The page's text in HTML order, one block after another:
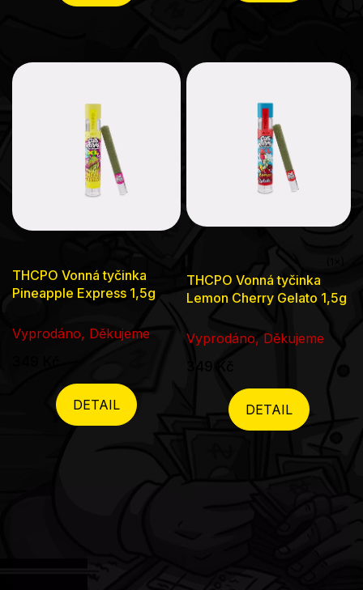
THCPO Vonná tyčinka
Pineapple Express 1,5g
Vyprodáno, Děkujeme
DETAIL
hodnocení
je
hvězdiček.
THCPO Vonná tyčinka
Lemon Cherry Gelato 1,5g
Vyprodáno, Děkujeme
DETAIL